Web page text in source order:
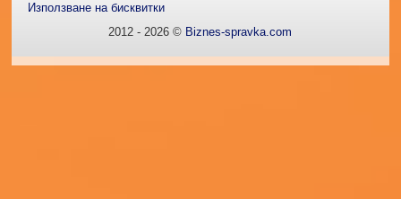
Използване на бисквитки
2012 - 2026 © Biznes-spravka.com